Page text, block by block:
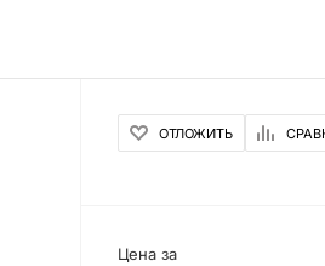
ОТЛОЖИТЬ
Цена за